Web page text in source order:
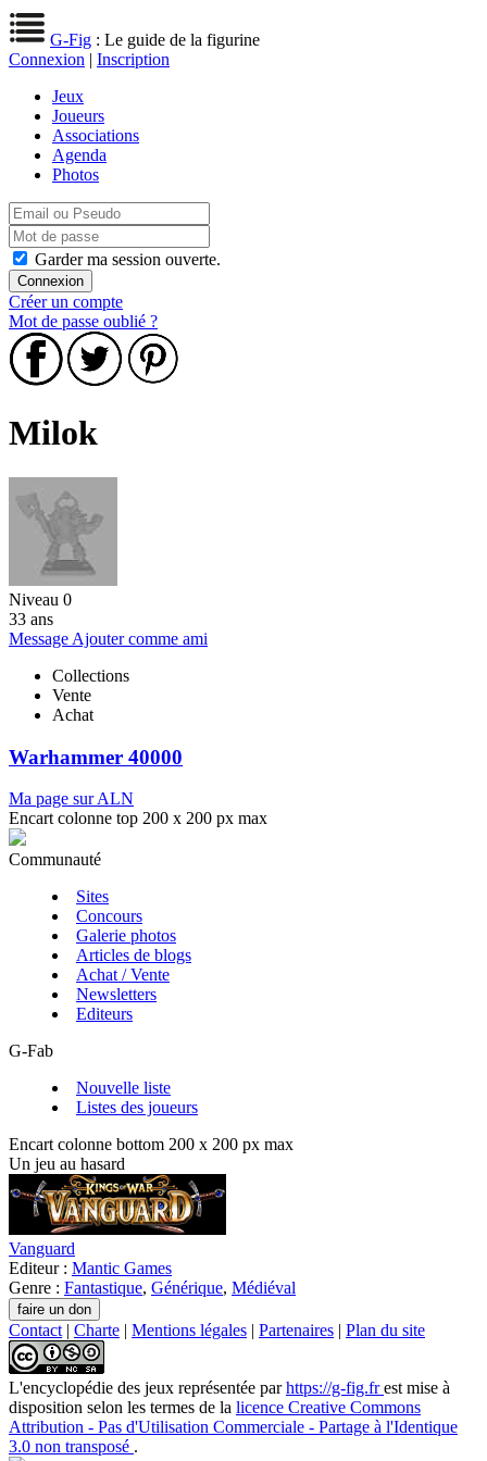
G-Fig : Le guide de la figurine
Connexion | Inscription
Jeux
Joueurs
Associations
Agenda
Photos
Garder ma session ouverte.
Créer un compte
Mot de passe oublié ?
Milok
Niveau 0
33 ans
Message Ajouter comme ami
Collections
Vente
Achat
Warhammer 40000
Ma page sur ALN
Encart colonne top 200 x 200 px max
Communauté
Sites
Concours
Galerie photos
Articles de blogs
Achat / Vente
Newsletters
Editeurs
G-Fab
Nouvelle liste
Listes des joueurs
Encart colonne bottom 200 x 200 px max
Un jeu au hasard
Vanguard
Editeur : Mantic Games
Genre : Fantastique, Générique, Médiéval
Contact | Charte | Mentions légales | Partenaires | Plan du site
L'encyclopédie des jeux représentée parhttps://g-fig.frest mise à
disposition selon les termes de la licence Creative Commons
Attribution - Pas d'Utilisation Commerciale - Partage à l'Identique
3.0 non transposé .